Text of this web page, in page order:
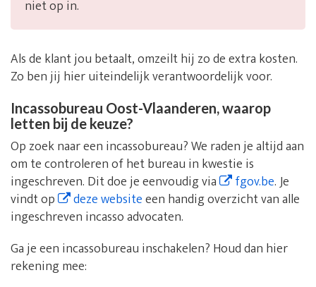
niet op in.
Als de klant jou betaalt, omzeilt hij zo de extra kosten.
Zo ben jij hier uiteindelijk verantwoordelijk voor.
Incassobureau Oost-Vlaanderen, waarop
letten bij de keuze?
Op zoek naar een incassobureau? We raden je altijd aan
om te controleren of het bureau in kwestie is
ingeschreven. Dit doe je eenvoudig via
fgov.be. Je
vindt op
deze websiteeen handig overzicht van alle
ingeschreven incasso advocaten.
Ga je een incassobureau inschakelen? Houd dan hier
rekening mee: